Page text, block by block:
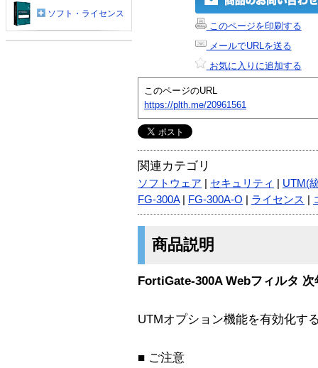
このページを印刷する
メールでURLを送る
お気に入りに追加する
このページのURL
https://plth.me/20961561
関連カテゴリ
ソフトウェア セキュリティ
UTM(
FG-300A| FG-300A-O ライセンス
商品説明
FortiGate-300A Webフィルタ
UTMオプション機能を有効化す
■ ご注意
ソフト・ライセンス